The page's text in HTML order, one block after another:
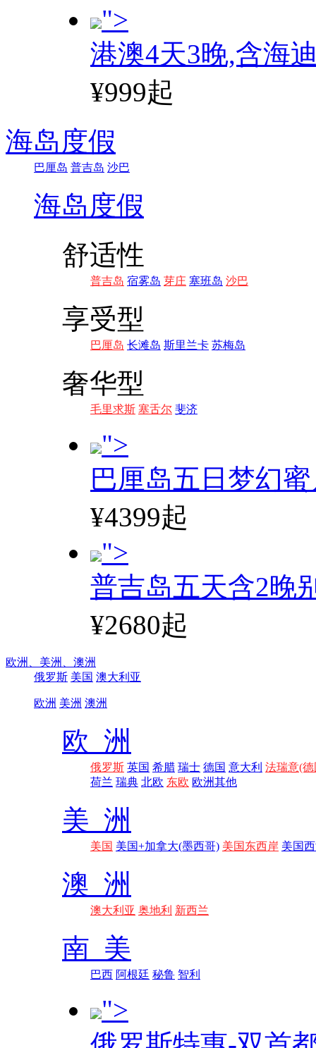
">
港澳4天3晚,含海
¥999起
海岛度假
巴厘岛 普吉岛 沙巴
海岛度假
舒适性
普吉岛 宿雾岛 芽庄 塞班岛 沙巴
享受型
巴厘岛 长滩岛 斯里兰卡 苏梅岛
奢华型
毛里求斯 塞舌尔 斐济
">
巴厘岛五日梦幻
¥4399起
">
普吉岛五天含2晚
¥2680起
欧洲、 美洲、 澳洲
俄罗斯 美国 澳大利亚
欧洲 美洲 澳洲
欧 洲
俄罗斯 英国 希腊 瑞士 德国 意大利 法瑞意(德
荷兰 瑞典 北欧 东欧 欧洲其他
美 洲
美国 美国+加拿大(墨西哥) 美国东西岸 美国
澳 洲
澳大利亚 奥地利 新西兰
南 美
巴西 阿根廷 秘鲁 智利
">